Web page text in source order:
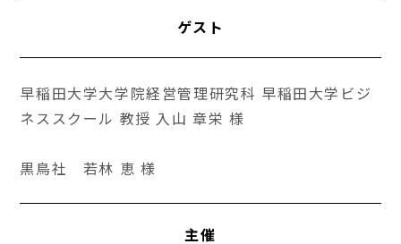
ゲスト
早稲田大学大学院経営管理研究科 早稲田大学ビジ
ネススクール 教授 入山 章栄 様
黒鳥社 若林 恵 様
主催